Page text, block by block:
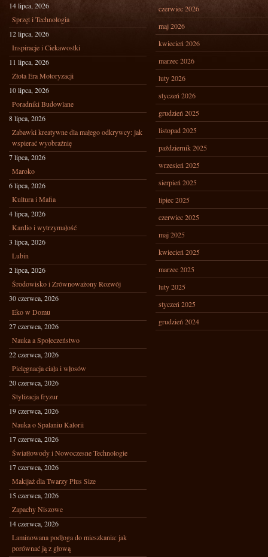
14 lipca, 2026
Sprzęt i Technologia
12 lipca, 2026
Inspiracje i Ciekawostki
11 lipca, 2026
Złota Era Motoryzacji
10 lipca, 2026
Poradniki Budowlane
8 lipca, 2026
Zabawki kreatywne dla małego odkrywcy: jak
wspierać wyobraźnię
7 lipca, 2026
Maroko
6 lipca, 2026
Kultura i Mafia
4 lipca, 2026
Kardio i wytrzymałość
3 lipca, 2026
Lubin
2 lipca, 2026
Środowisko i Zrównoważony Rozwój
30 czerwca, 2026
Eko w Domu
27 czerwca, 2026
Nauka a Społeczeństwo
22 czerwca, 2026
Pielęgnacja ciała i włosów
20 czerwca, 2026
Stylizacja fryzur
19 czerwca, 2026
Nauka o Spalaniu Kalorii
17 czerwca, 2026
Światłowody i Nowoczesne Technologie
17 czerwca, 2026
Makijaż dla Twarzy Plus Size
15 czerwca, 2026
Zapachy Niszowe
14 czerwca, 2026
Laminowana podłoga do mieszkania: jak
porównać ją z głową
czerwiec 2026
maj 2026
kwiecień 2026
marzec 2026
luty 2026
styczeń 2026
grudzień 2025
listopad 2025
październik 2025
wrzesień 2025
sierpień 2025
lipiec 2025
czerwiec 2025
maj 2025
kwiecień 2025
marzec 2025
luty 2025
styczeń 2025
grudzień 2024